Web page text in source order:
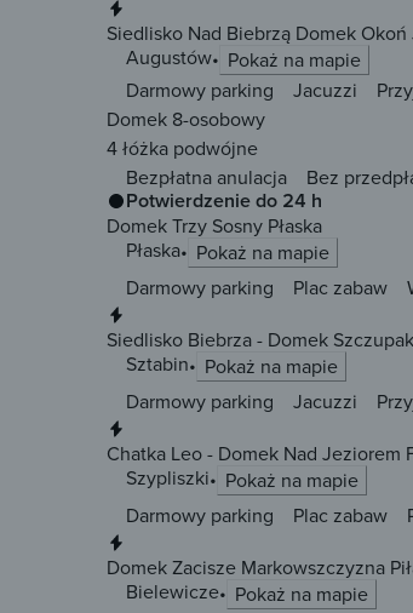
Siedlisko Nad Biebrzą Domek Okoń
Augustów
Pokaż na mapie
Darmowy parking
Jacuzzi
Domek 8-osobowy
4 łóżka podwójne
Bezpłatna anulacja
Bez
Potwierdzenie do 24 h
Domek Trzy Sosny Płaska
Płaska
Pokaż na mapie
Darmowy parking
Plac zabaw
Siedlisko Biebrza - Domek
Sztabin
Pokaż na mapie
Darmowy parking
Jacuzzi
Chatka Leo - Domek Nad Jeziorem
Szypliszki
Pokaż na mapie
Darmowy parking Plac zabaw
Domek Zacisze Markowszczyzna
Bielewicze
Pokaż na mapie